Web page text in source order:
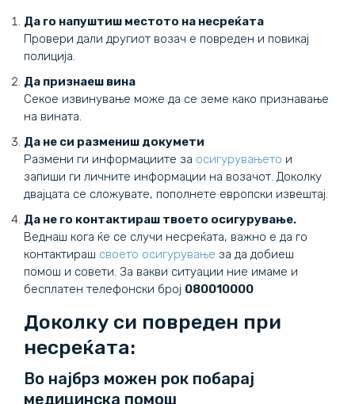
Да го напуштиш местото на несреќата
Провери дали другиот возач е повреден и повикај
полиција.
Да признаеш вина
Секое извинување може да се земе како признавање
на вината.
Да не си размениш докумети
Размени ги информациите за осигурувањето и
запиши ги личните информации на возачот. Доколку
двајцата се сложувате, пополнете европски извештај.
Да не го контактираш твоето осигурување.
Веднаш кога ќе се случи несреќата, важно е да го
контактираш своето осигурување за да добиеш
помош и совети. За вакви ситуации ние имаме и
бесплатен телефонски број 080010000
Доколку си повреден при
несреќата:
Во најбрз можен рок побарај
медицинска помош